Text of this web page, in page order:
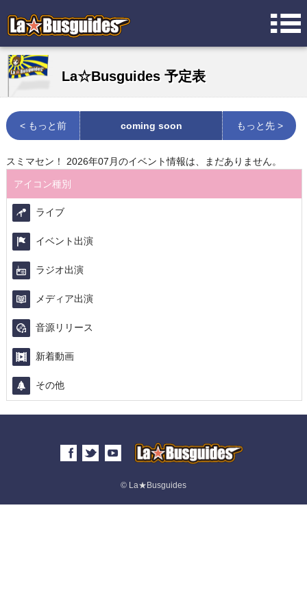
La☆Busguides 予定表
< もっと前 coming soon もっと先 >
スミマセン！ 2026年07月のイベント情報は、まだありません。
アイコン種別
ライブ
イベント出演
ラジオ出演
メディア出演
音源リリース
新着動画
その他
© La★Busguides